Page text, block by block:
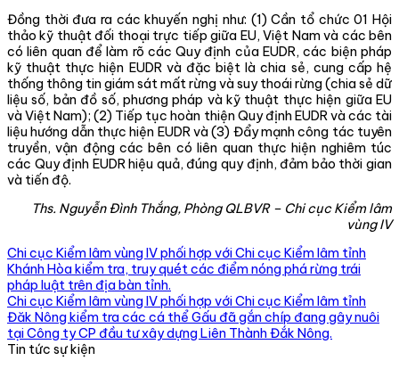
Đồng thời đưa ra các khuyến nghị như: (1) Cần tổ chức 01 Hội
thảo kỹ thuật đối thoại trực tiếp giữa EU, Việt Nam và các bên
có liên quan để làm rõ các Quy định của EUDR, các biện pháp
kỹ thuật thực hiện EUDR và đặc biệt là chia sẻ, cung cấp hệ
thống thông tin giám sát mất rừng và suy thoái rừng (chia sẻ dữ
liệu số, bản đồ số, phương pháp và kỹ thuật thực hiện giữa EU
và Việt Nam); (2) Tiếp tục hoàn thiện Quy định EUDR và các tài
liệu hướng dẫn thực hiện EUDR và (3) Đẩy mạnh công tác tuyên
truyền, vận động các bên có liên quan thực hiện nghiêm túc
các Quy định EUDR hiệu quả, đúng quy định, đảm bảo thời gian
và tiến độ.
Ths. Nguyễn Đình Thắng, Phòng QLBVR– Chi cục Kiểm lâm
vùng IV
Chi cục Kiểm lâm vùng IV phối hợp với Chi cục Kiểm lâm tỉnh
Khánh Hòa kiểm tra, truy quét các điểm nóng phá rừng trái
pháp luật trên địa bàn tỉnh.
Chi cục Kiểm lâm vùng IV phối hợp với Chi cục Kiểm lâm tỉnh
Đăk Nông kiểm tra các cá thể Gấu đã gắn chíp đang gây nuôi
tại Công ty CP đầu tư xây dựng Liên Thành Đắk Nông.
Tin tức sự kiện